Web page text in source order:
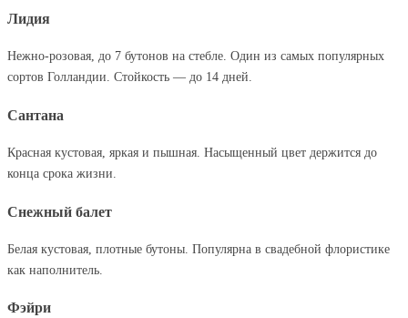
Лидия
Нежно-розовая, до 7 бутонов на стебле. Один из самых популярных
сортов Голландии. Стойкость — до 14 дней.
Сантана
Красная кустовая, яркая и пышная. Насыщенный цвет держится до
конца срока жизни.
Снежный балет
Белая кустовая, плотные бутоны. Популярна в свадебной флористике
как наполнитель.
Фэйри